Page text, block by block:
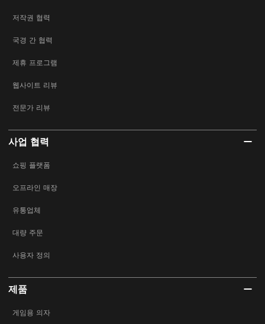
저작권 협력
국경 간 협력
제휴 프로그램
웹사이트 리뷰
전문가 리뷰
사업 협력
쇼핑 플랫폼
오프라인 매장
유통업체
대량 주문
사용자 정의
제품
게임용 의자